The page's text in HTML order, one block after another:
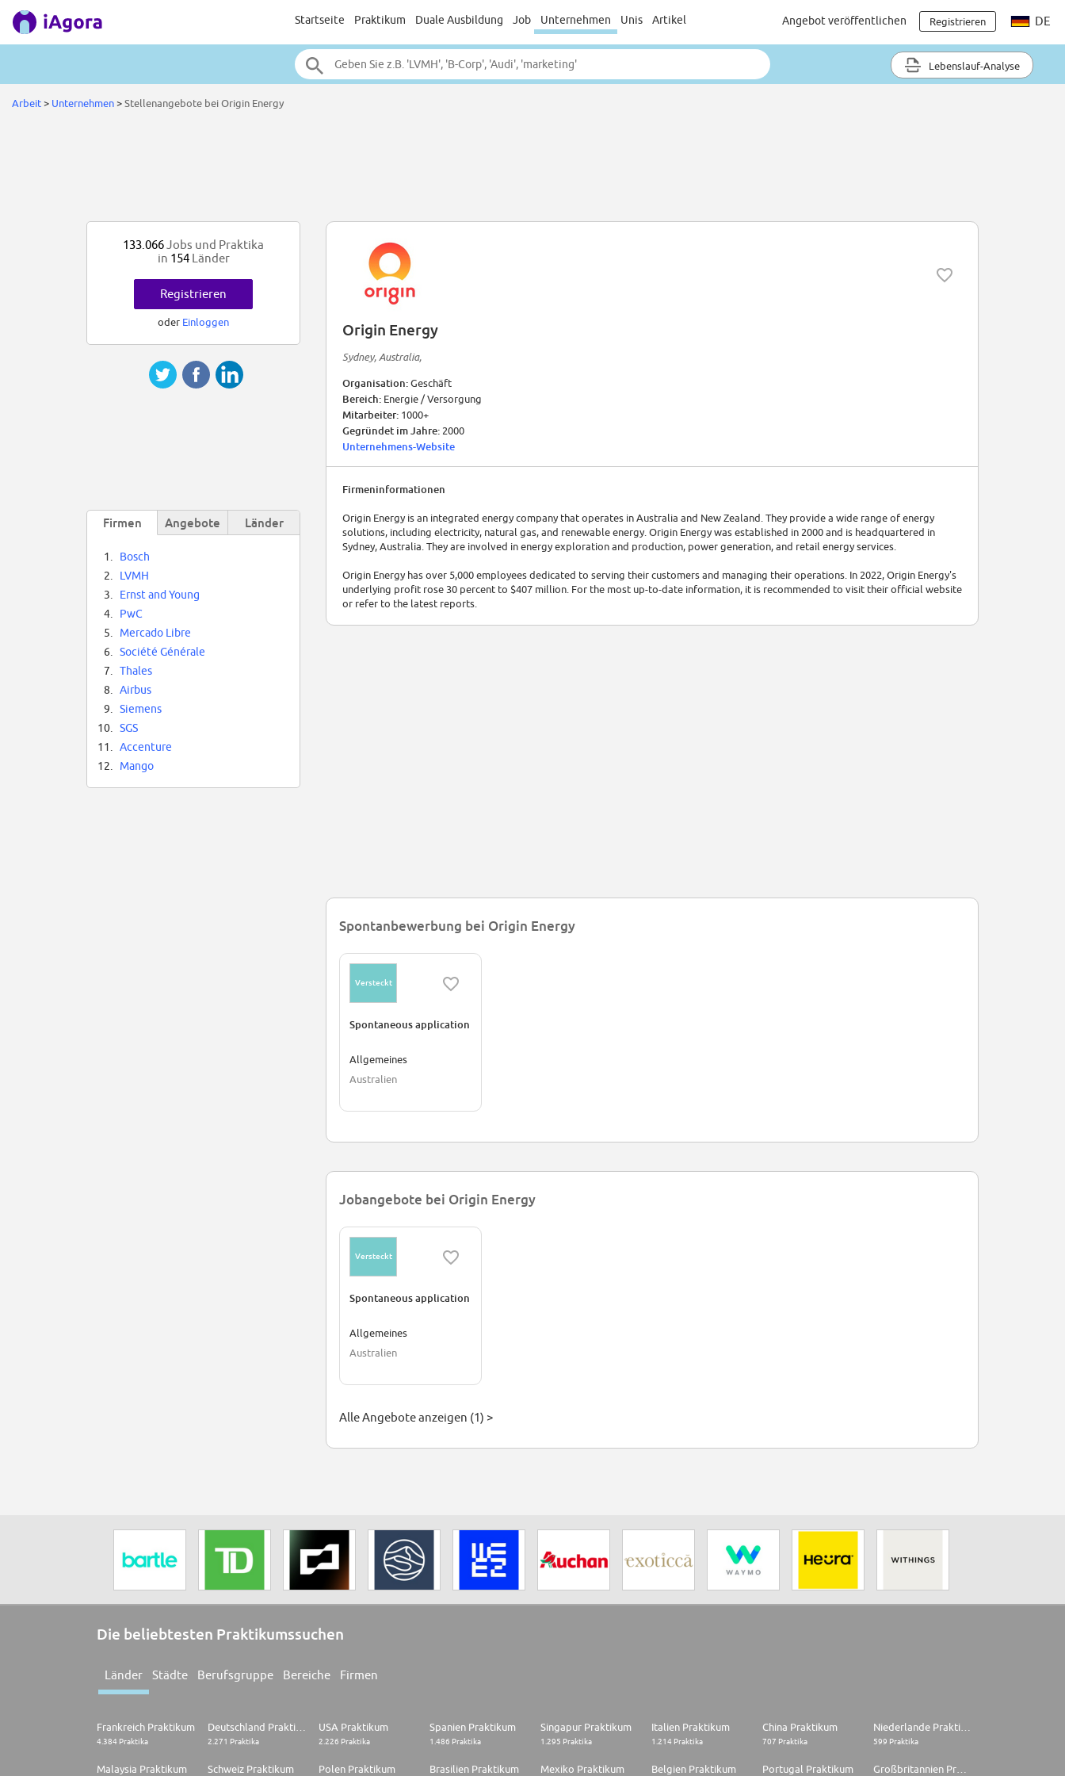
Startseite Praktikum Duale Ausbildung Job Unternehmen Unis Artikel Angebot veröffentlichen Registrieren DE
Lebenslauf-Analyse
Arbeit> Unternehmen>Stellenangebote bei Origin Energy
Origin Energy
Sydney, Australia,
Organisation:Geschäft
Bereich: Energie / Versorgung
Mitarbeiter: 1000+
Gegründet im Jahre: 2000
Unternehmens-Website
Firmeninformationen
Origin Energy is an integrated energy company that operates in Australia and New Zealand. They provide a wide range of energy
solutions, including electricity, natural gas, and renewable energy. Origin Energy was established in 2000 and is headquartered in
Sydney, Australia. They are involved in energy exploration and production, power generation, and retail energy services.
Origin Energy has over 5,000 employees dedicated to serving their customers and managing their operations. In 2022, Origin Energy's
underlying profit rose 30 percent to $407 million. For the most up-to-date information, it is recommended to visit their official website
or refer to the latest reports.
Spontanbewerbung bei Origin Energy
Versteckt
Spontaneous application
Allgemeines
Australien
Jobangebote bei Origin Energy
Versteckt
Spontaneous application
Allgemeines
Australien
Alle Angebote anzeigen (1) >
133.066Jobs und Praktika
in 154Länder
Registrieren
oder Einloggen
Firmen Angebote Länder
1.
Bosch
2.
LVMH
3.
Ernst and Young
4.
PwC
5.
Mercado Libre
6.
Société Générale
7.
Thales
8.
Airbus
9.
Siemens
10.
SGS
11.
Accenture
12.
Mango
Die beliebtesten Praktikumssuchen
Länder Städte Berufsgruppe Bereiche Firmen
Frankreich Praktikum
4.384 Praktika 2.271 Praktika
USA Praktikum
2.226 Praktika
Spanien Praktikum
1.486 Praktika
Singapur Praktikum
1.295 Praktika
Italien Praktikum
1.214 Praktika
China Praktikum
707 Praktika 599 Praktika
Malaysia Praktikum Schweiz Praktikum Polen Praktikum Brasilien Praktikum Mexiko Praktikum Belgien Praktikum Portugal Praktikum